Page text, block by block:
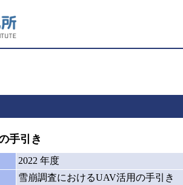
手引き
2022 年度
雪崩調査におけるUAV活用の手引き